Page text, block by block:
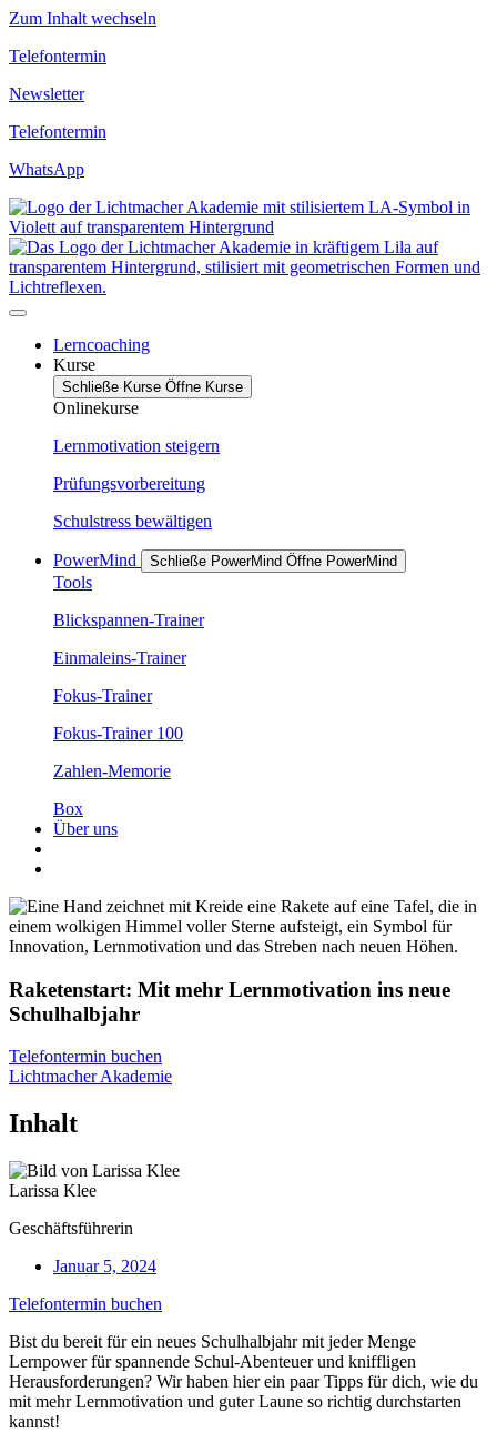
Zum Inhalt wechseln
Telefontermin
Newsletter
Telefontermin
WhatsApp
Lerncoaching
Kurse
Schließe Kurse Öffne Kurse
Onlinekurse
Lernmotivation steigern
Prüfungsvorbereitung
Schulstress bewältigen
PowerMind Schließe PowerMind Öffne PowerMind
Tools
Blickspannen-Trainer
Einmaleins-Trainer
Fokus-Trainer
Fokus-Trainer 100
Zahlen-Memorie
Box
Über uns
Raketenstart: Mit mehr Lernmotivation ins neue
Schulhalbjahr
Telefontermin buchen
Lichtmacher Akademie
Inhalt
Larissa Klee
Geschäftsführerin
Januar 5, 2024
Telefontermin buchen
Bist du bereit für ein neues Schulhalbjahr mit jeder Menge
Lernpower für spannende Schul-Abenteuer und kniffligen
Herausforderungen? Wir haben hier ein paar Tipps für dich, wie du
mit mehr Lernmotivation und guter Laune so richtig durchstarten
kannst!